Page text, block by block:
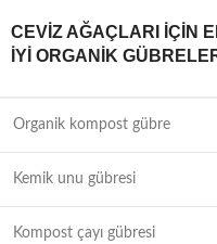
CEVIZ AĞAÇLARI İÇIN
İYI ORGANIK
Organik kompost gübre
Kemik unu gübresi
Kompost çayı gübresi